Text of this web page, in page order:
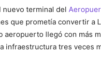
nuevo terminal del
que prometía convertir a
aeropuerto llegó con más
infraestructura tres veces